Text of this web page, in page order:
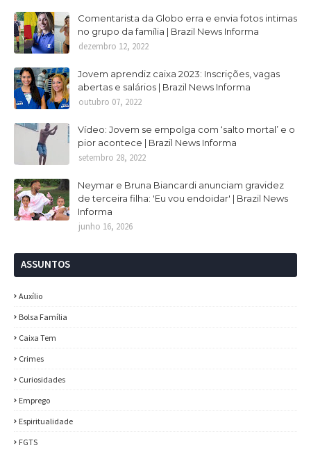
Comentarista da Globo erra e envia fotos intimas
no grupo da família | Brazil News Informa
dezembro 12, 2022
Jovem aprendiz caixa 2023: Inscrições, vagas
abertas e salários | Brazil News Informa
outubro 07, 2022
Vídeo: Jovem se empolga com ‘salto mortal’ e o
pior acontece | Brazil News Informa
setembro 28, 2022
Neymar e Bruna Biancardi anunciam gravidez
de terceira filha: 'Eu vou endoidar' | Brazil News
Informa
junho 16, 2026
ASSUNTOS
Auxílio
Bolsa Família
Caixa Tem
Crimes
Curiosidades
Emprego
Espiritualidade
FGTS